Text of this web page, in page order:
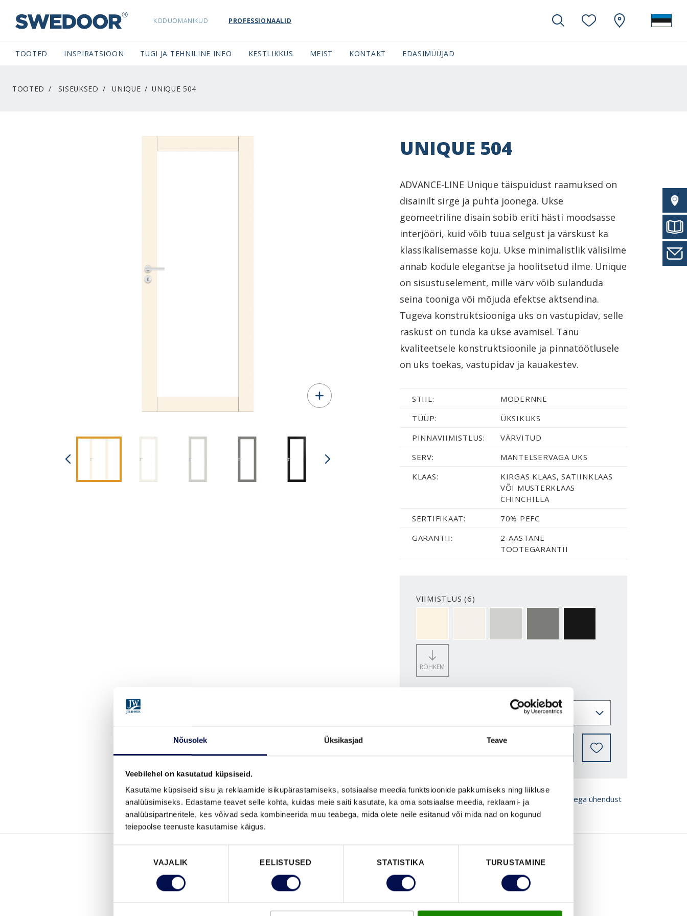
Nõusolek Üksikasjad Teave
Veebilehel on kasutatud küpsiseid.
Kasutame küpsiseid sisu ja reklaamide isikupärastamiseks, sotsiaalse meedia funktsioonide pakkumiseks ning liikluse
analüüsimiseks. Edastame teavet selle kohta, kuidas meie saiti kasutate, ka oma sotsiaalse meedia, reklaami- ja
analüüsipartneritele, kes võivad seda kombineerida muu teabega, mida olete neile esitanud või mida nad on kogunud
teiepoolse teenuste kasutamise käigus.
VAJALIK EELISTUSED STATISTIKA TURUSTAMINE
SWEDOORESTONIA NAVIGATION
KODUOMANIKUD PROFESSIONAALID
TOOTED INSPIRATSIOON TUGI JA TEHNILINE INFO KESTLIKKUS MEIST KONTAKT EDASIMÜÜJAD
TOOTED SISEUKSED UNIQUE UNIQUE 504
UNIQUE 504
ADVANCE-LINE Unique täispuidust raamuksed on
disainilt sirge ja puhta joonega. Ukse
geomeetriline disain sobib eriti hästi moodsasse
interjööri, kuid võib tuua selgust ja värskust ka
klassikalisemasse koju. Ukse minimalistlik välisilme
annab kodule elegantse ja hoolitsetud ilme. Unique
on sisustuselement, mille värv võib sulanduda
seina tooniga või mõjuda efektse aktsendina.
Tugeva konstruktsiooniga uks on vastupidav, selle
raskust on tunda ka ukse avamisel. Tänu
kvaliteetsele konstruktsioonile ja pinnatöötlusele
on uks toekas, vastupidav ja kauakestev.
STIIL:
MODERNNE
TÜÜP:
ÜKSIKUKS
PINNAVIIMISTLUS:
VÄRVITUD
SERV:
MANTELSERVAGA UKS
KLAAS:
KIRGAS KLAAS, SATIINKLAAS
VÕI MUSTERKLAAS
CHINCHILLA
SERTIFIKAAT:
70% PEFC
GARANTII:
2-AASTANE
TOOTEGARANTII
VIIMISTLUS (6)
ROHKEM
VAATA BROŠÜÜRE Võta meiega ühendust